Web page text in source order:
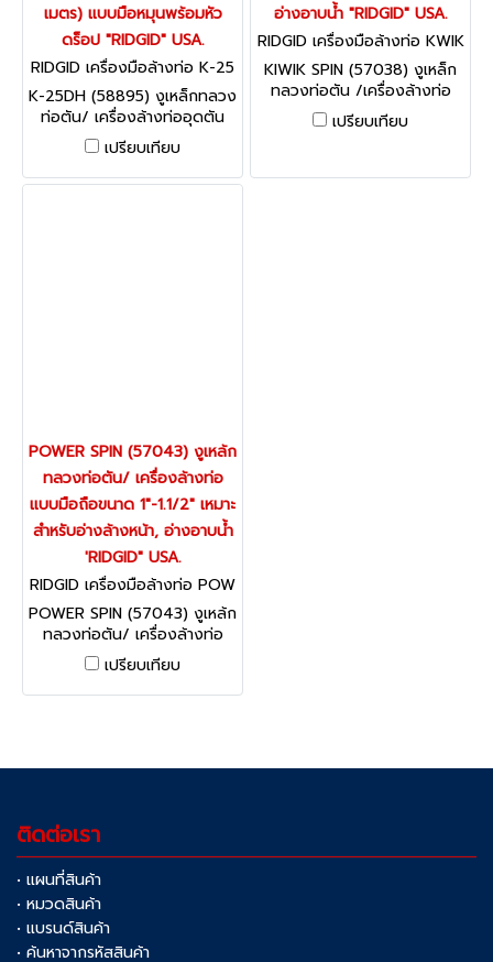
เมตร) แบบมือหมุนพร้อมหัว
ดร็อป "RIDGID" USA.
RIDGID เครื่องมือล้างท่อ K-25
-DH (58895)
K-25DH (58895) งูเหล็กทลวง
ท่อตัน/ เครื่องล้างท่ออุดตัน
แบบมือหมุน ขนาดท่อ 5/16"
สายยาว 25ฟุต (8มม.*7.6
เมตร) แบบมือหมุนพร้อมหัว
เปรียบเทียบ
อ่างอาบน้ำ "RIDGID" USA.
RIDGID เครื่องมือล้างท่อ KWIK
SPIN 57038
KIWIK SPIN (57038) งูเหล็ก
ทลวงท่อตัน /เครื่องล้างท่อ
แบบมือถือขนาด 3/4"-1.1/2"
เหมาะสำหรับอ่างล้างหน้า,
เปรียบเทียบ
POWER SPIN (57043) งูเหล้ก
ทลวงท่อตัน/ เครื่องล้างท่อ
แบบมือถือขนาด 1"-1.1/2" เหมาะ
สำหรับอ่างล้างหน้า, อ่างอาบน้ำ
'RIDGID" USA.
RIDGID เครื่องมือล้างท่อ POW
ER SPIN 57043, 88387
POWER SPIN (57043) งูเหล้ก
ทลวงท่อตัน/ เครื่องล้างท่อ
แบบมือถือขนาด 1"-1.1/2" เหมาะ
สำหรับอ่างล้างหน้า, อ่างอาบน้ำ
'RIDGID" USA.
เปรียบเทียบ
ติดต่อเรา
• แผนที่สินค้า
• หมวดสินค้า
• แบรนด์สินค้า
• ค้นหาจากรหัสสินค้า